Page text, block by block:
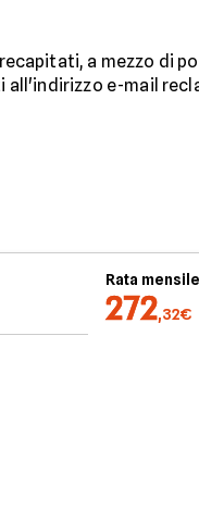
a mezzo di
all'indirizzo e-mail
Rata mensile
272,32€